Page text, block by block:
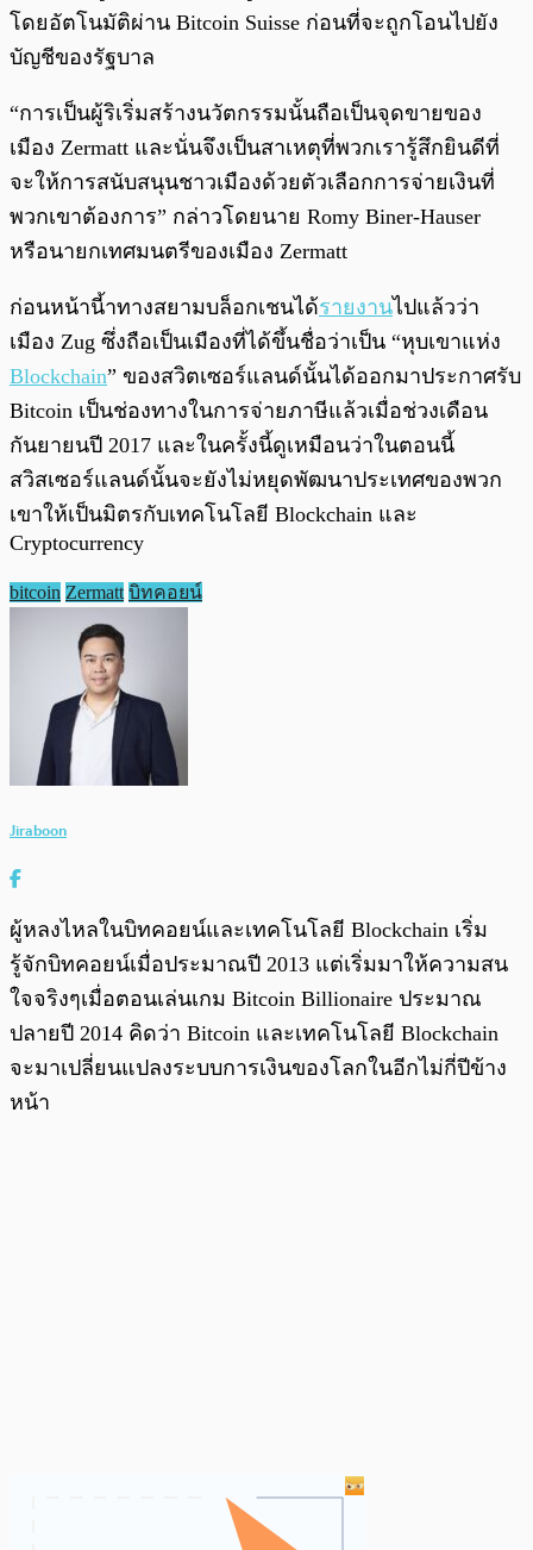
โดยอัตโนมัติผ่าน Bitcoin Suisse ก่อนที่จะถูกโอนไปยัง
บัญชีของรัฐบาล
“การเป็นผู้ริเริ่มสร้างนวัตกรรมนั้นถือเป็นจุดขายของ
เมือง Zermatt และนั่นจึงเป็นสาเหตุที่พวกเรารู้สึกยินดีที่
จะให้การสนับสนุนชาวเมืองด้วยตัวเลือกการจ่ายเงินที่
พวกเขาต้องการ” กล่าวโดยนาย Romy Biner-Hauser
หรือนายกเทศมนตรีของเมือง Zermatt
ก่อนหน้านี้าทางสยามบล็อกเชนได้รายงานไปแล้วว่า
เมือง Zug ซึ่งถือเป็นเมืองที่ได้ขึ้นชื่อว่าเป็น “หุบเขาแห่ง
Blockchain” ของสวิตเซอร์แลนด์นั้นได้ออกมาประกาศรับ
Bitcoin เป็นช่องทางในการจ่ายภาษีแล้วเมื่อช่วงเดือน
กันยายนปี 2017 และในครั้งนี้ดูเหมือนว่าในตอนนี้
สวิสเซอร์แลนด์นั้นจะยังไม่หยุดพัฒนาประเทศของพวก
เขาให้เป็นมิตรกับเทคโนโลยี Blockchain และ
Cryptocurrency
bitcoin Zermatt บิทคอยน์
Jiraboon
ผู้หลงไหลในบิทคอยน์และเทคโนโลยี Blockchain เริ่ม
รู้จักบิทคอยน์เมื่อประมาณปี 2013 แต่เริ่มมาให้ความสน
ใจจริงๆเมื่อตอนเล่นเกม Bitcoin Billionaire ประมาณ
ปลายปี 2014 คิดว่า Bitcoin และเทคโนโลยี Blockchain
จะมาเปลี่ยนแปลงระบบการเงินของโลกในอีกไม่กี่ปีข้าง
หน้า